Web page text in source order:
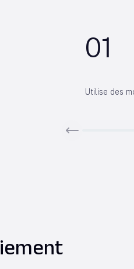
01
Utilise des